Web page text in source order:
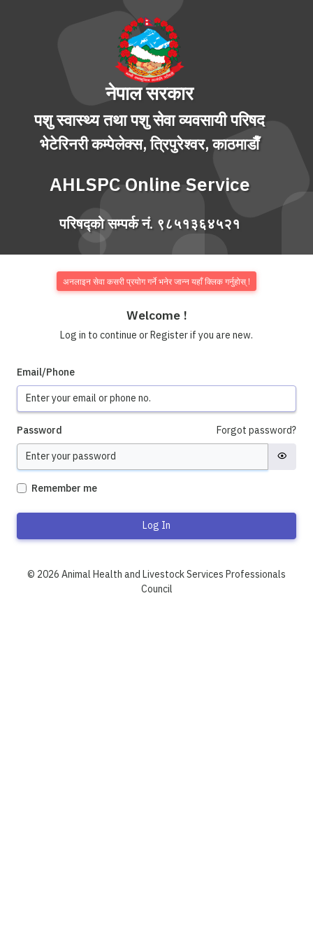
नेपाल सरकार
पशु स्वास्थ्य तथा पशु सेवा व्यवसायी परिषद
भेटेरिनरी कम्पेलेक्स, त्रिपुरेश्वर, काठमाडाैँ
AHLSPC Online Service
परिषद्को सम्पर्क नं. ९८५१३६४५२१
अनलाइन सेवा कसरी प्रयोग गर्ने भनेर जान्न यहाँ क्लिक गर्नुहोस् !
Welcome !
Log in to continue or Register if you are new.
Email/Phone
Password Forgot password?
Remember me
Log In
© 2026 Animal Health and Livestock Services Professionals
Council